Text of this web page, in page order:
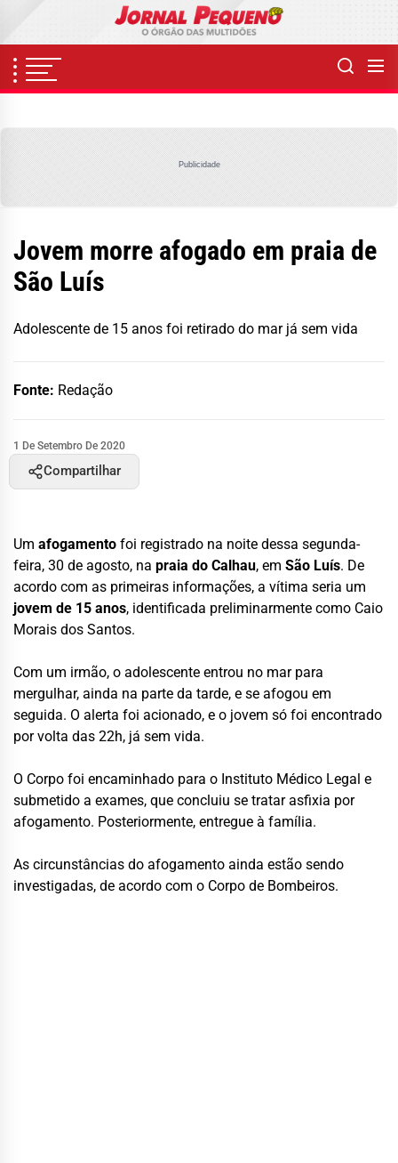
content
Publicidade
Jovem morre afogado em praia de
São Luís
Adolescente de 15 anos foi retirado do mar já sem vida
Fonte: Redação
1 De Setembro De 2020
Compartilhar
Um afogamento foi registrado na noite dessa segunda-
feira, 30 de agosto, na praia do Calhau, em São Luís. De
acordo com as primeiras informações, a vítima seria um
jovem de 15 anos, identificada preliminarmente como Caio
Morais dos Santos.
Com um irmão, o adolescente entrou no mar para
mergulhar, ainda na parte da tarde, e se afogou em
seguida. O alerta foi acionado, e o jovem só foi encontrado
por volta das 22h, já sem vida.
O Corpo foi encaminhado para o Instituto Médico Legal e
submetido a exames, que concluiu se tratar asfixia por
afogamento. Posteriormente, entregue à família.
As circunstâncias do afogamento ainda estão sendo
investigadas, de acordo com o Corpo de Bombeiros.